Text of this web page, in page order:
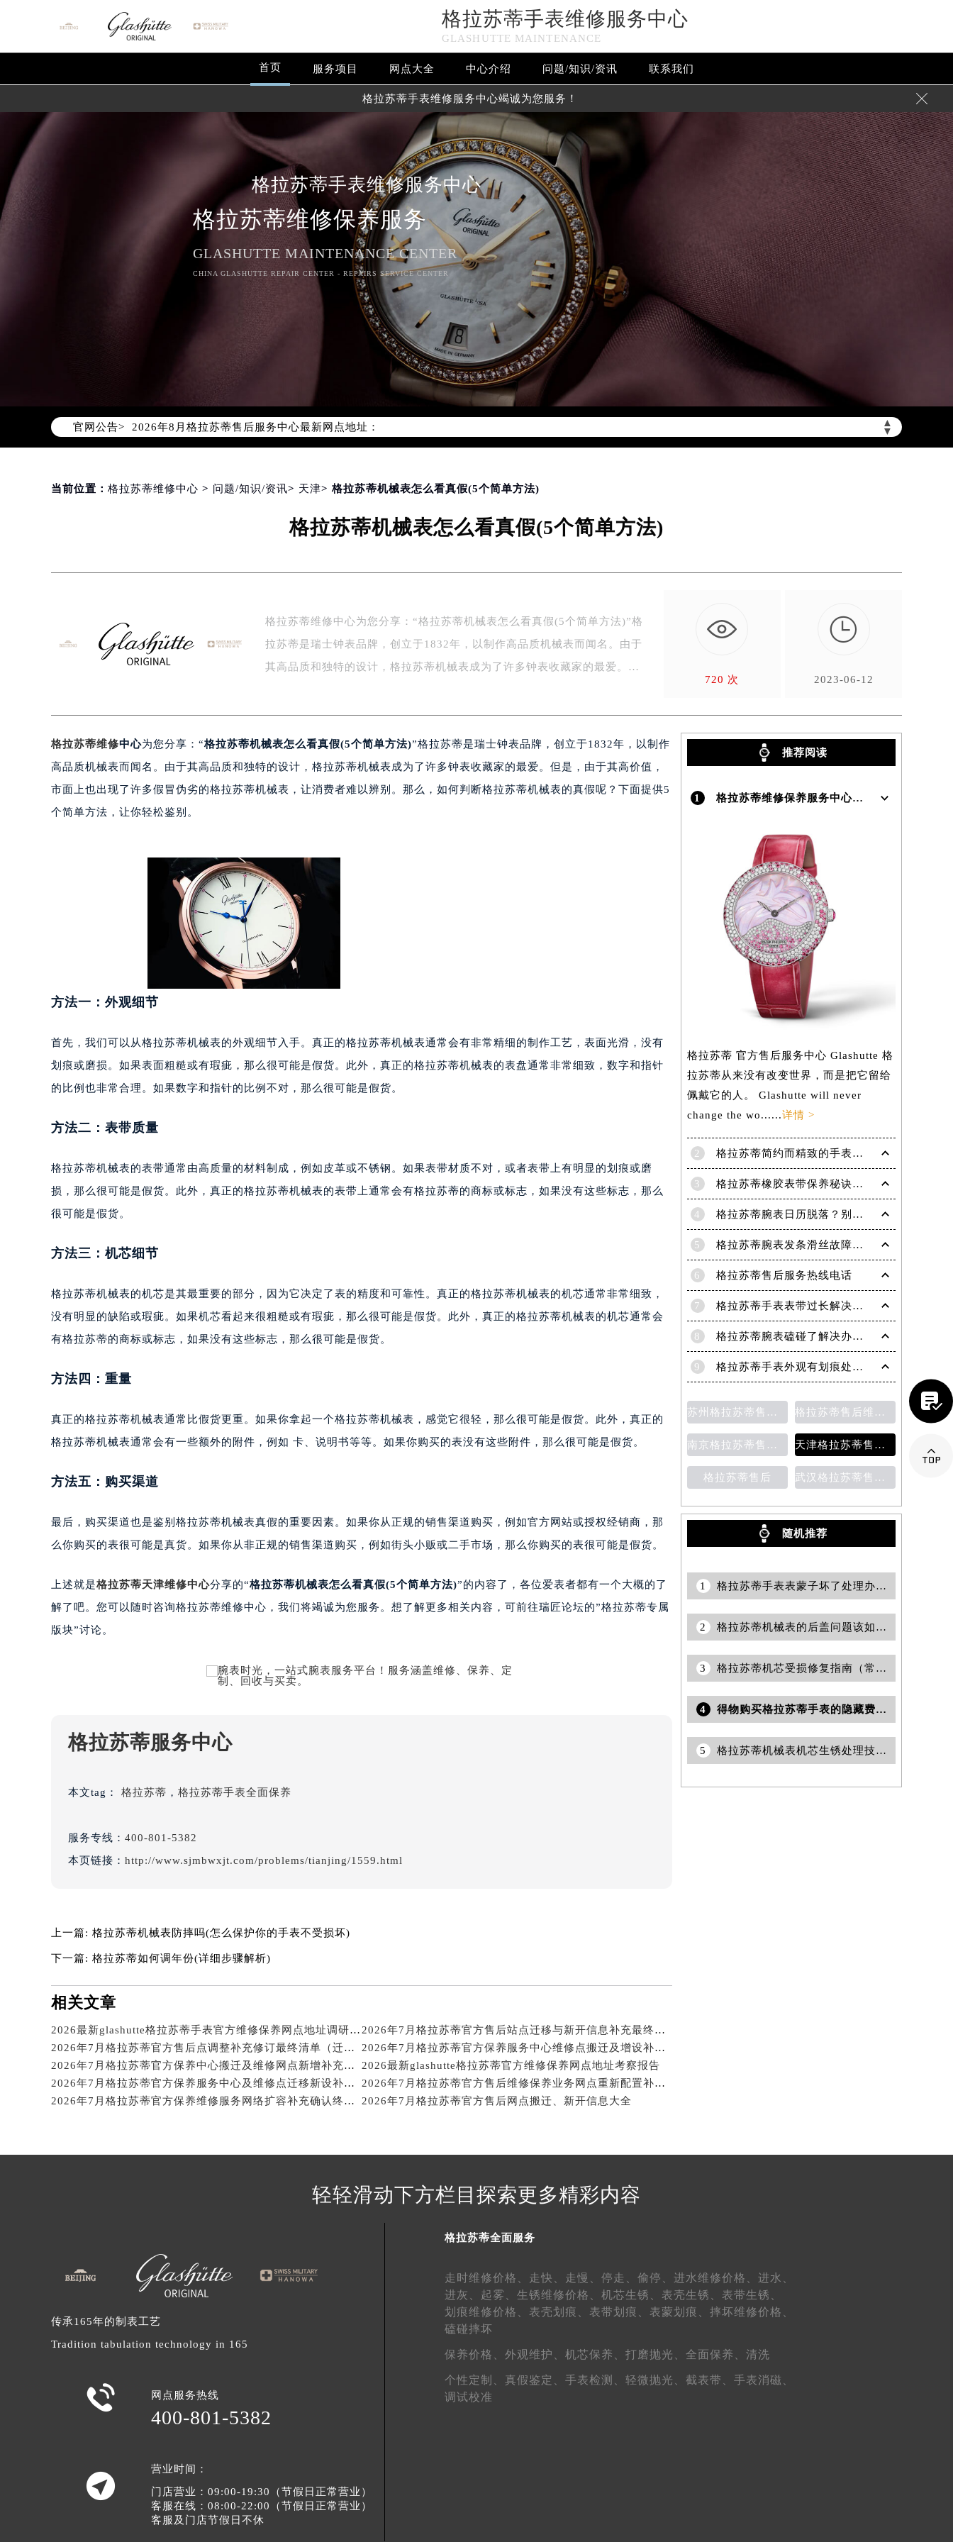
格拉苏蒂手表维修服务中心
GLASHUTTE MAINTENANCE
首页 服务项目 网点大全 中心介绍 问题/知识/资讯 联系我们
格拉苏蒂手表维修服务中心竭诚为您服务！ 
格拉苏蒂手表维修服务中心
格拉苏蒂维修保养服务
GLASHUTTE MAINTENANCE CENTER
CHINA GLASHUTTE REPAIR CENTER - REPAIRS SERVICE CENTER
官网公告> ▲
▼
2026年8月格拉苏蒂中国区售后服务网络优化升级公告
2026年8月格拉苏蒂全国官方售后客户服务热线：400-801-5523
格拉苏蒂官方全国统一服务热线400-801-5523，服务覆盖中国大陆、香港、澳门、台湾全部区域（非大陆需加拨“+86”）
2026年8月格拉苏蒂售后服务中心最新网点地址：
北京市朝阳区建国门外大街甲6号华熙国际中心写字楼D座11层1102室（北京总部）（需提前预约）
天津市和平区赤峰道136号天津国际金融中心写字楼26层2603室（需提前预约）
上海市黄浦区南京东路299号宏伊国际广场写字楼8层806室（需提前预约）
盐城市盐都区世纪大道5号盐城金融城写字楼1号楼16层1604室（需提前预约）
泰州市海陵区永定东路399号置地商务中心东塔写字楼（华润万象城）17层1706室（需提前预约）
宁波市江北区大闸南路500号来福士广场办公楼20层2009室（需提前预约）
嘉兴市南湖区广益路705号嘉兴世界贸易中心写字楼A座13层1304室（需提前预约）
南昌市红谷滩新区红谷中大道998号绿地双子塔（中央广场）A1座办公楼14层07室（需提前预约）
济南市历下区经十路11111号华润中心写字楼（万象城）15层1508室（需提前预约）
广州市天河区天河路230号万菱汇国际中心写字楼A塔7层704室（需提前预约）
惠州市惠城区江北文昌一路7号华贸大厦写字楼1座30层05室（需提前预约）
厦门市思明区湖滨东路95号华润大厦写字楼B座11层1104室（需提前预约）
福州市鼓楼区五四路128-1号恒力城写字楼15层03室（需提前预约）
成都市锦江区人民东路6号SAC东原中心写字楼24层2406B室（需提前预约）
重庆市江北区观音桥步行街2号融恒时代广场写字楼9层902室（需提前预约）
长沙市芙蓉区定王台街道建湘路393号世茂环球金融中心写字楼（芙蓉广场）10层13室（需提前预约）
郑州市二七区铭功路10号华润大厦写字楼29层2905室（需提前预约）
太原市迎泽区解放路15号亨得利名表服务中心（品牌授权店）3层整层（需提前预约）
沈阳市沈河区中街路83号亨得利名表服务中心（品牌授权店）1层整层（需提前预约）
乌鲁木齐市天山区红山路26号时代广场（CCMALL）C座17层17-B（需提前预约）
温州市鹿城区锦绣路1067号置信广场10层1015室（需提前预约）
大连市中山区人民路15号国际金融大厦7层G室（需提前预约）
东莞市东城街道鸿福东路1号民盈国贸中心T1写字楼9层907室（需提前预约）
南宁市青秀区金湖路59号地王大厦12楼1224室（需提前预约）
泉州市丰泽区宝洲路729号浦西万达中心写字楼A座7楼709室（需提前预约）
青岛市南区山东路6号华润大厦B座22层04室（需提前预约）
烟台市芝罘区胜利路139号万达金融中心A座907室（需提前预约）
石家庄市长安区中山东路39号勒泰中心写字楼B座13层07室（需提前预约）
西安市碑林区南关正街88号华侨城长安国际中心E座6楼10室（需提前预约）
唐山市路南区新华东道100号万达广场写字楼A座10层1002室（需提前预约）
内蒙古自治区呼和浩特市玉泉区大学西街70号华润万象城写字楼（鄂尔多斯大厦）23层2326室（需提前预约）
甘肃省兰州市七里河区西津西路16号兰州中心写字楼21层2102室（需提前预约）
黑龙江省大庆市萨尔图区会战大街格拉苏蒂售后服务中心（需提前预约）
黑龙江省牡丹江市东安区太平路格拉苏蒂售后服务中心（需提前预约）
黑龙江省双鸭山市尖山区新兴大街格拉苏蒂售后服务中心（需提前预约）
吉林省白城市洮北区明仁南街格拉苏蒂售后服务中心（需提前预约）
吉林省吉林市船营区河南街格拉苏蒂售后服务中心（需提前预约）
吉林省辽源市龙山区人民大街格拉苏蒂售后服务中心（需提前预约）
吉林省通化市东昌区环通乡江南大街格拉苏蒂售后服务中心（需提前预约）
吉林省延边市延吉市解放路格拉苏蒂售后服务中心（需提前预约）
辽宁省丹东市振兴区七经街格拉苏蒂售后服务中心（需提前预约）
辽宁省抚顺市新抚区东一路格拉苏蒂售后服务中心（需提前预约）
辽宁省阜新市海州区解放大街格拉苏蒂售后服务中心（需提前预约）
辽宁省葫芦岛市连山区中央路格拉苏蒂售后服务中心（需提前预约）
辽宁省盘锦市兴隆台区石油大街格拉苏蒂售后服务中心（需提前预约）
辽宁省营口市站前区市府路与渤海大街交叉口格拉苏蒂售后服务中心（需提前预约）
辽宁省沈阳市沈河区中街路83号亨得利名表维修授权店1楼格拉苏蒂售后服务中心（需提前预约）
北京市朝阳区建国门外大街甲6号华熙国际中心D座11层1102室格拉苏蒂售后服务中心（北京总部）（需提前预约）
北京市东城区东长安街1号王府井东方广场W3座6层602室格拉苏蒂售后服务中心（需提前预约）
河北省保定市竞秀区朝阳北大街北国先天下格拉苏蒂售后服务中心（需提前预约）
内蒙古自治区阿拉善盟市左旗土尔扈特大街格拉苏蒂售后服务中心（需提前预约）
内蒙古自治区巴彦淖尔市临河区新华街格拉苏蒂售后服务中心（需提前预约）
内蒙古自治区包头市青山区幸福路甲3号王府井百货名表维修格拉苏蒂售后服务中心（需提前预约）
内蒙古自治区赤峰市红山区哈达街格拉苏蒂售后服务中心（需提前预约）
内蒙古自治区鄂尔多斯市东胜区伊金霍洛街格拉苏蒂售后服务中心（需提前预约）
内蒙古自治区呼伦贝尔市海拉尔区中央街格拉苏蒂售后服务中心（需提前预约）
内蒙古自治区乌兰察布市集宁区恩和大街格拉苏蒂售后服务中心（需提前预约）
内蒙古自治区锡林郭勒盟市锡林浩特市光明街与额尔敦路交叉口格拉苏蒂售后服务中心（需提前预约）
内蒙古自治区兴安盟市乌兰浩特市兴安大街格拉苏蒂售后服务中心（需提前预约）
当前位置： 格拉苏蒂维修中心 > 问题/知识/资讯> 天津> 格拉苏蒂机械表怎么看真假(5个简单方法)
格拉苏蒂机械表怎么看真假(5个简单方法)
格拉苏蒂维修中心为您分享：“格拉苏蒂机械表怎么看真假(5个简单方法)”格
拉苏蒂是瑞士钟表品牌，创立于1832年，以制作高品质机械表而闻名。由于
其高品质和独特的设计，格拉苏蒂机械表成为了许多钟表收藏家的最爱。…
720 次

2023-06-12
格拉苏蒂维修中心为您分享：“格拉苏蒂机械表怎么看真假(5个简单方法)”格拉苏蒂是瑞士钟表品牌，创立于1832年，以制作
高品质机械表而闻名。由于其高品质和独特的设计，格拉苏蒂机械表成为了许多钟表收藏家的最爱。但是，由于其高价值，
市面上也出现了许多假冒伪劣的格拉苏蒂机械表，让消费者难以辨别。那么，如何判断格拉苏蒂机械表的真假呢？下面提供5
个简单方法，让你轻松鉴别。
方法一：外观细节
首先，我们可以从格拉苏蒂机械表的外观细节入手。真正的格拉苏蒂机械表通常会有非常精细的制作工艺，表面光滑，没有
划痕或磨损。如果表面粗糙或有瑕疵，那么很可能是假货。此外，真正的格拉苏蒂机械表的表盘通常非常细致，数字和指针
的比例也非常合理。如果数字和指针的比例不对，那么很可能是假货。
方法二：表带质量
格拉苏蒂机械表的表带通常由高质量的材料制成，例如皮革或不锈钢。如果表带材质不对，或者表带上有明显的划痕或磨
损，那么很可能是假货。此外，真正的格拉苏蒂机械表的表带上通常会有格拉苏蒂的商标或标志，如果没有这些标志，那么
很可能是假货。
方法三：机芯细节
格拉苏蒂机械表的机芯是其最重要的部分，因为它决定了表的精度和可靠性。真正的格拉苏蒂机械表的机芯通常非常细致，
没有明显的缺陷或瑕疵。如果机芯看起来很粗糙或有瑕疵，那么很可能是假货。此外，真正的格拉苏蒂机械表的机芯通常会
有格拉苏蒂的商标或标志，如果没有这些标志，那么很可能是假货。
方法四：重量
真正的格拉苏蒂机械表通常比假货更重。如果你拿起一个格拉苏蒂机械表，感觉它很轻，那么很可能是假货。此外，真正的
格拉苏蒂机械表通常会有一些额外的附件，例如 卡、说明书等等。如果你购买的表没有这些附件，那么很可能是假货。
方法五：购买渠道
最后，购买渠道也是鉴别格拉苏蒂机械表真假的重要因素。如果你从正规的销售渠道购买，例如官方网站或授权经销商，那
么你购买的表很可能是真货。如果你从非正规的销售渠道购买，例如街头小贩或二手市场，那么你购买的表很可能是假货。
上述就是格拉苏蒂天津维修中心分享的“格拉苏蒂机械表怎么看真假(5个简单方法)”的内容了，各位爱表者都有一个大概的了
解了吧。您可以随时咨询格拉苏蒂维修中心，我们将竭诚为您服务。想了解更多相关内容，可前往瑞匠论坛的”格拉苏蒂专属
版块”讨论。
格拉苏蒂服务中心
本文tag： 格拉苏蒂 ， 格拉苏蒂手表全面保养
服务专线： 400-801-5382
本页链接： http://www.sjmbwxjt.com/problems/tianjing/1559.html
上一篇: 格拉苏蒂机械表防摔吗(怎么保护你的手表不受损坏)
下一篇: 格拉苏蒂如何调年份(详细步骤解析)
相关文章
2026最新glashutte格拉苏蒂手表官方维修保养网点地址调研报告
2026年7月格拉苏蒂官方售后站点迁移与新开信息补充最终总表
2026年7月格拉苏蒂官方售后点调整补充修订最终清单（迁址+新开业）
2026年7月格拉苏蒂官方保养服务中心维修点搬迁及增设补充方案文件内容
2026年7月格拉苏蒂官方保养中心搬迁及维修网点新增补充说明文件发布
2026最新glashutte格拉苏蒂官方维修保养网点地址考察报告
2026年7月格拉苏蒂官方保养服务中心及维修点迁移新设补充公告原文发布
2026年7月格拉苏蒂官方售后维修保养业务网点重新配置补充确认稿发布
2026年7月格拉苏蒂官方保养维修服务网络扩容补充确认终稿文件公开
2026年7月格拉苏蒂官方售后网点搬迁、新开信息大全
推荐阅读
1 格拉苏蒂维修保养服务中心介绍 | Glashutte
格拉苏蒂 官方售后服务中心 Glashutte 格
拉苏蒂从来没有改变世界，而是把它留给
佩戴它的人。 Glashutte will never
change the wo......详情 >
2 格拉苏蒂简约而精致的手表，Lady Serenade Karree腕表
3 格拉苏蒂橡胶表带保养秘诀：守护彩虹色彩，拒绝老化
4 格拉苏蒂腕表日历脱落？别急，这里有解决妙招
5 格拉苏蒂腕表发条滑丝故障？专业修复技巧大揭秘
6 格拉苏蒂售后服务热线电话
7 格拉苏蒂手表表带过长解决方法（轻松调整佩戴舒适度指南）
8 格拉苏蒂腕表磕碰了解决办法汇总（日常保养与修复技巧）
9 格拉苏蒂手表外观有划痕处理方法详解（轻松修复爱表的小技巧）
苏州格拉苏蒂售后维修保养价目表 格拉苏蒂售后维修保养价目表
南京格拉苏蒂售后维修保养费用说明 天津格拉苏蒂售后维修保养费用价目表
格拉苏蒂售后 武汉格拉苏蒂售后维修保养费用
随机推荐
1 格拉苏蒂手表表蒙子坏了处理办法详解(专业维修建议与注意事项)
2 格拉苏蒂机械表的后盖问题该如何解决？
3 格拉苏蒂机芯受损修复指南（常见问题与解决方案）
4 得物购买格拉苏蒂手表的隐藏费用（避免额外支出的购物指南）
5 格拉苏蒂机械表机芯生锈处理技巧汇总
轻轻滑动下方栏目探索更多精彩内容
传承165年的制表工艺
Tradition tabulation technology in 165
 网点服务热线
400-801-5382

营业时间：
门店营业：09:00-19:30（节假日正常营业）
客服在线：08:00-22:00（节假日正常营业）
客服及门店节假日不休
格拉苏蒂全面服务
走时维修价格、 走快、 走慢、 停走、 偷停、 进水维修价格、 进水、
进灰、 起雾、 生锈维修价格、 机芯生锈、 表壳生锈、 表带生锈、
划痕维修价格、 表壳划痕、 表带划痕、 表蒙划痕、 摔坏维修价格、
磕碰摔坏
保养价格、 外观维护、 机芯保养、 打磨抛光、 全面保养、 清洗
个性定制、 真假鉴定、 手表检测、 轻微抛光、 截表带、 手表消磁、
调试校准

